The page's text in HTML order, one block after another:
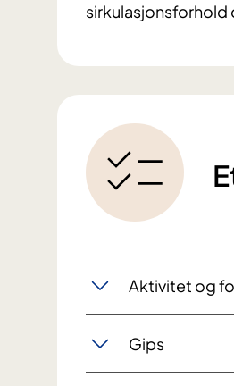
sirkulasjonsforhold
Aktivitet og
Gips